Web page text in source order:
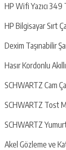
HP Wifi Yazıcı 349
HP Bilgisayar Sırt
Dexim Taşınabilir
Hasır Kordonlu
SCHWARTZ Cam
SCHWARTZ Tost
SCHWARTZ
Akel Gözleme ve